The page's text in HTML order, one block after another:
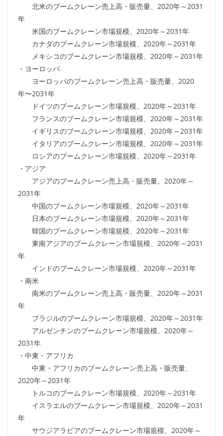
北米のブームクレーン売上高・販売量、2020年～2031
年
米国のブームクレーン市場規模、2020年～2031年
カナダのブームクレーン市場規模、2020年～2031年
メキシコのブームクレーン市場規模、2020年～2031年
・ヨーロッパ
ヨーロッパのブームクレーン売上高・販売量、2020
年〜2031年
ドイツのブームクレーン市場規模、2020年～2031年
フランスのブームクレーン市場規模、2020年～2031年
イギリスのブームクレーン市場規模、2020年～2031年
イタリアのブームクレーン市場規模、2020年～2031年
ロシアのブームクレーン市場規模、2020年～2031年
・アジア
アジアのブームクレーン売上高・販売量、2020年～
2031年
中国のブームクレーン市場規模、2020年～2031年
日本のブームクレーン市場規模、2020年～2031年
韓国のブームクレーン市場規模、2020年～2031年
東南アジアのブームクレーン市場規模、2020年～2031
年
インドのブームクレーン市場規模、2020年～2031年
・南米
南米のブームクレーン売上高・販売量、2020年～2031
年
ブラジルのブームクレーン市場規模、2020年～2031年
アルゼンチンのブームクレーン市場規模、2020年～
2031年
・中東・アフリカ
中東・アフリカのブームクレーン売上高・販売量、
2020年～2031年
トルコのブームクレーン市場規模、2020年～2031年
イスラエルのブームクレーン市場規模、2020年～2031
年
サウジアラビアのブームクレーン市場規模、2020年～